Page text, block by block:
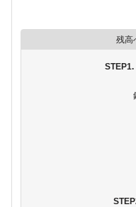
残高
STEP1.